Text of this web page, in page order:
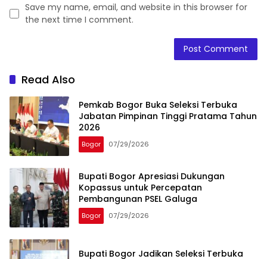
Save my name, email, and website in this browser for
the next time I comment.
Read Also
Pemkab Bogor Buka Seleksi Terbuka
Jabatan Pimpinan Tinggi Pratama Tahun
2026
Bogor 07/29/2026
Bupati Bogor Apresiasi Dukungan
Kopassus untuk Percepatan
Pembangunan PSEL Galuga
Bogor 07/29/2026
Bupati Bogor Jadikan Seleksi Terbuka